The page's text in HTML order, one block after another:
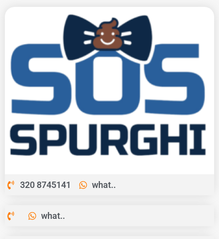
320 8745141 what..
what..